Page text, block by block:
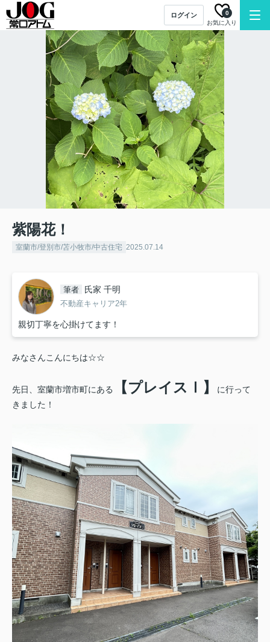
ログイン
お気に入り
0
紫陽花！
室蘭市/登別市/苫小牧市/中古住宅 2025.07.14
筆者 氏家 千明
不動産キャリア2年
親切丁寧を心掛けてます！
みなさんこんにちは☆☆
先日、室蘭市増市町にある 【プレイスⅠ】
に行って
きました！